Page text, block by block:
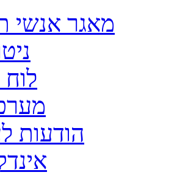
מאגר אנשי
הודעות